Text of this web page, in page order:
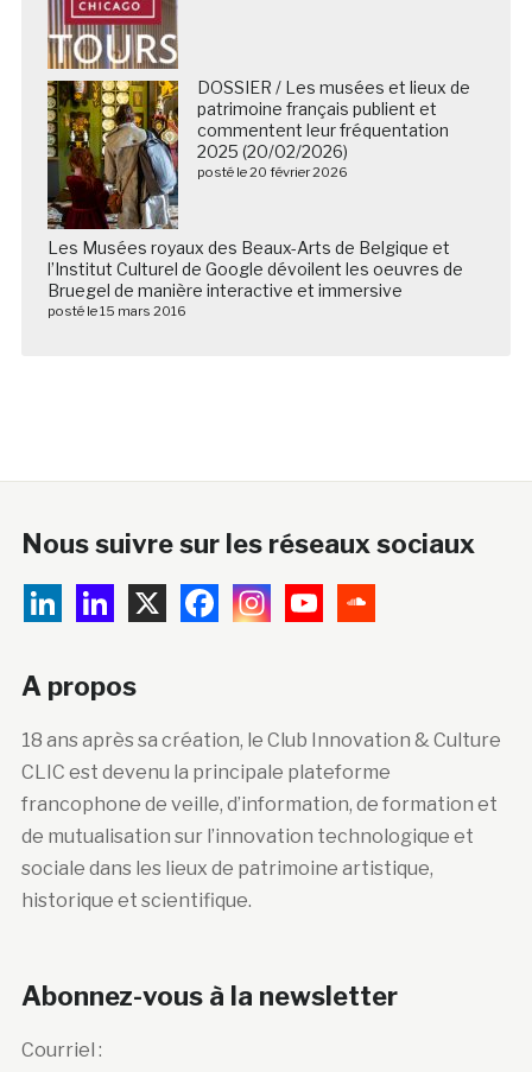
DOSSIER / Les musées et lieux de
patrimoine français publient et
commentent leur fréquentation
2025 (20/02/2026)
posté le 20 février 2026
Les Musées royaux des Beaux-Arts de Belgique et
l’Institut Culturel de Google dévoilent les oeuvres de
Bruegel de manière interactive et immersive
posté le 15 mars 2016
Nous suivre sur les réseaux sociaux
A propos
18 ans après sa création, le Club Innovation & Culture
CLIC est devenu la principale plateforme
francophone de veille, d’information, de formation et
de mutualisation sur l’innovation technologique et
sociale dans les lieux de patrimoine artistique,
historique et scientifique.
Abonnez-vous à la newsletter
Courriel :